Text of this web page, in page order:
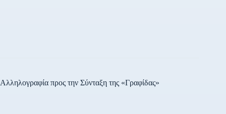
ΠΑΝΑΓΟΥΤΣΟΣ ΣΤΕΛΙΟΣ
Αλληλογραφία προς την Σύνταξη της «Γραφίδας»